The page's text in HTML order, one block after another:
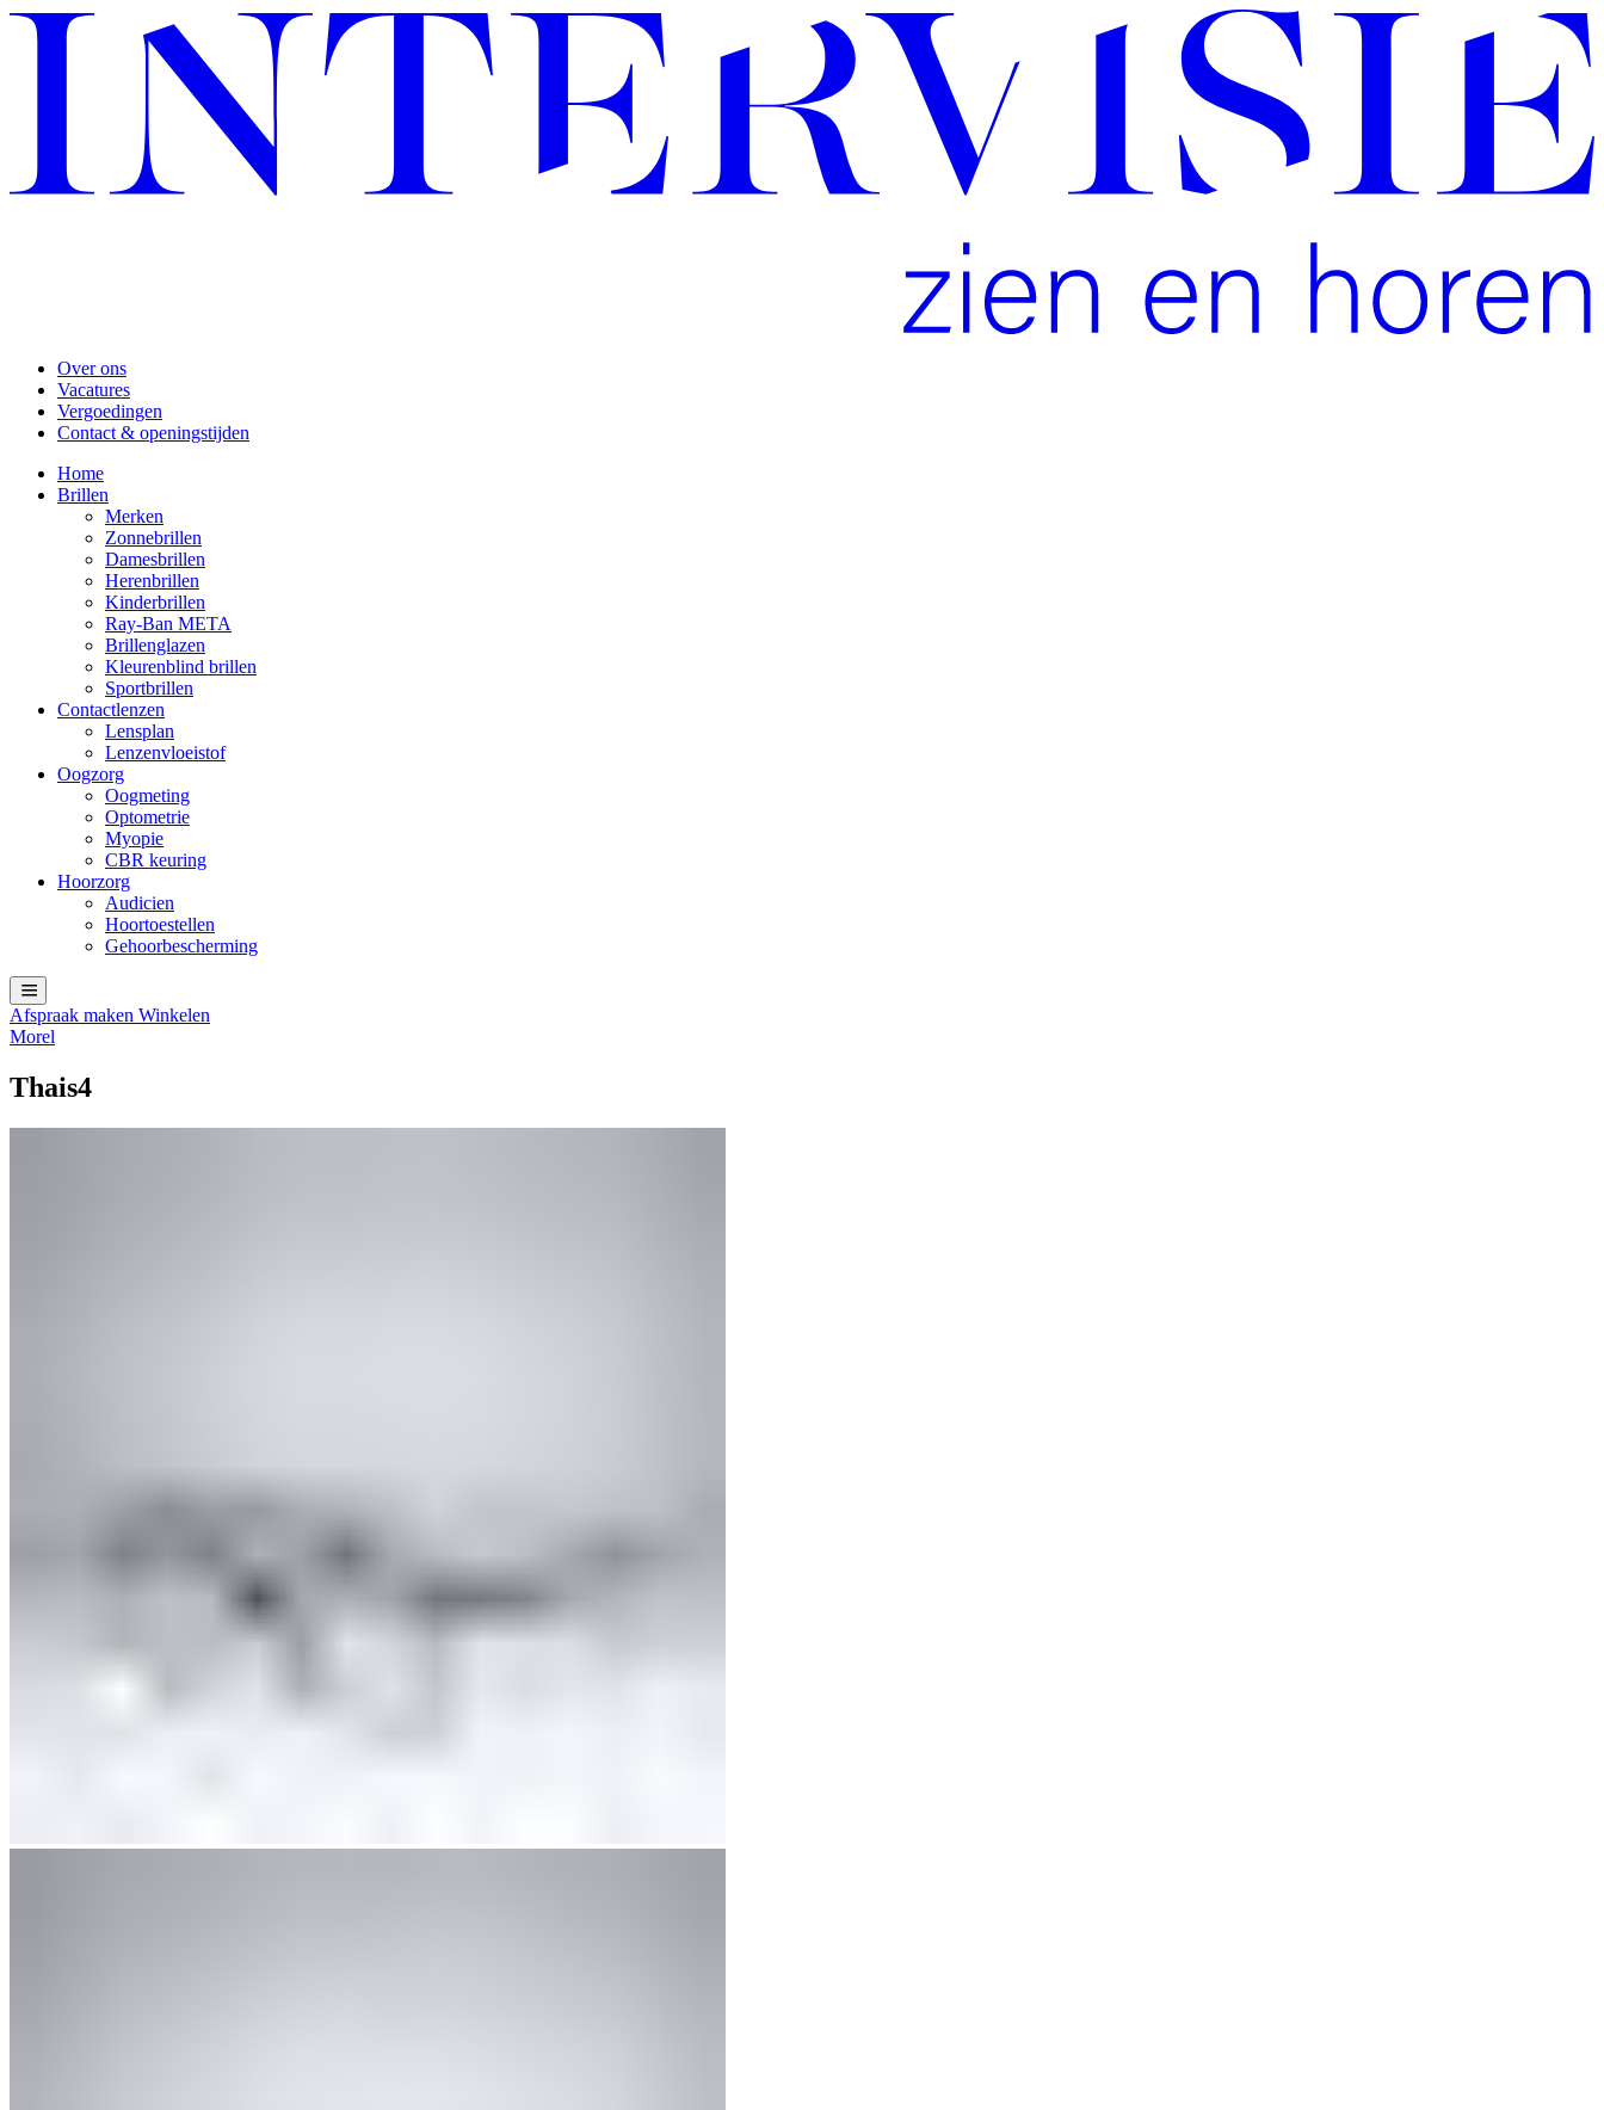
Over ons
Vacatures
Vergoedingen
Contact & openingstijden
Home
Brillen
Merken
Zonnebrillen
Damesbrillen
Herenbrillen
Kinderbrillen
Ray-Ban META
Brillenglazen
Kleurenblind brillen
Sportbrillen
Contactlenzen
Lensplan
Lenzenvloeistof
Oogzorg
Oogmeting
Optometrie
Myopie
CBR keuring
Hoorzorg
Audicien
Hoortoestellen
Gehoorbescherming
Afspraak maken Winkelen
Morel
Thais4